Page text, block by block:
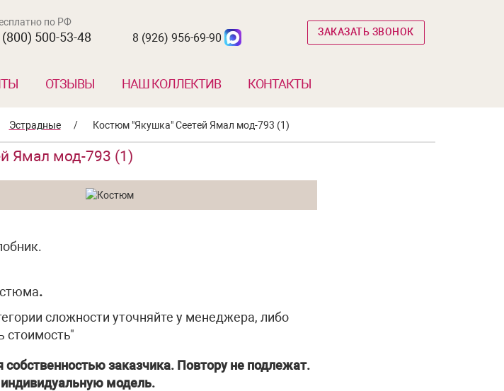
по РФ
(800) 500-53-48 8 (926) 956-69-90 ЗАКАЗАТЬ ЗВОНОК
ОТЗЫВЫ НАШ КОЛЛЕКТИВ КОНТАКТЫ
Эстрадные / Костюм "Якушка" Сеетей Ямал мод-793 (1)
Ямал мод-793 (1)
.
сложности уточняйте у менеджера, либо
стоимость"
заказчика. Повтору не подлежат.
модель.